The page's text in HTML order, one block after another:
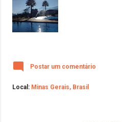
Postar um comentário
Local: Minas Gerais, Brasil